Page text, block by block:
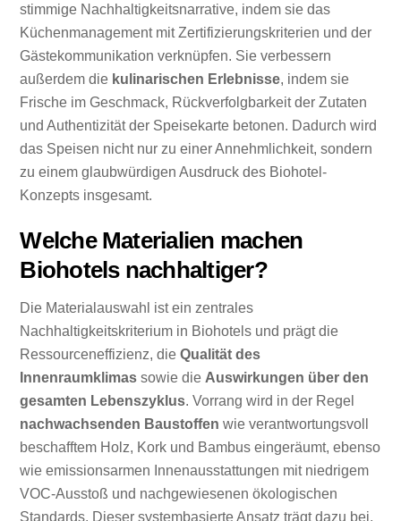
stimmige Nachhaltigkeitsnarrative, indem sie das
Küchenmanagement mit Zertifizierungskriterien und der
Gästekommunikation verknüpfen. Sie verbessern
außerdem die kulinarischen Erlebnisse, indem sie
Frische im Geschmack, Rückverfolgbarkeit der Zutaten
und Authentizität der Speisekarte betonen. Dadurch wird
das Speisen nicht nur zu einer Annehmlichkeit, sondern
zu einem glaubwürdigen Ausdruck des Biohotel-
Konzepts insgesamt.
Welche Materialien machen
Biohotels nachhaltiger?
Die Materialauswahl ist ein zentrales
Nachhaltigkeitskriterium in Biohotels und prägt die
Ressourceneffizienz, dieQualität des
Innenraumklimas sowie die Auswirkungen über den
gesamten Lebenszyklus. Vorrang wird in der Regel
nachwachsenden Baustoffen wie verantwortungsvoll
beschafftem Holz, Kork und Bambus eingeräumt, ebenso
wie emissionsarmen Innenausstattungen mit niedrigem
VOC-Ausstoß und nachgewiesenen ökologischen
Standards. Dieser systembasierte Ansatz trägt dazu bei,